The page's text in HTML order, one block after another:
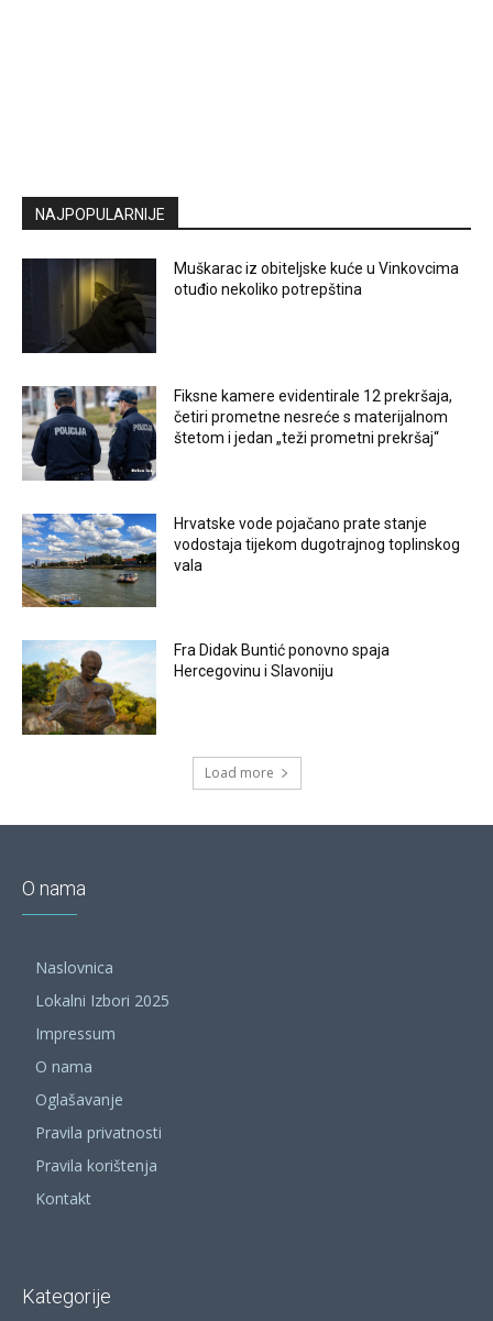
NAJPOPULARNIJE
Muškarac iz obiteljske kuće u Vinkovcima
otuđio nekoliko potrepština
Fiksne kamere evidentirale 12 prekršaja,
četiri prometne nesreće s materijalnom
štetom i jedan „teži prometni prekršaj“
Hrvatske vode pojačano prate stanje
vodostaja tijekom dugotrajnog toplinskog
vala
Fra Didak Buntić ponovno spaja
Hercegovinu i Slavoniju
Load more
O nama
Naslovnica
Lokalni Izbori 2025
Impressum
O nama
Oglašavanje
Pravila privatnosti
Pravila korištenja
Kontakt
Kategorije